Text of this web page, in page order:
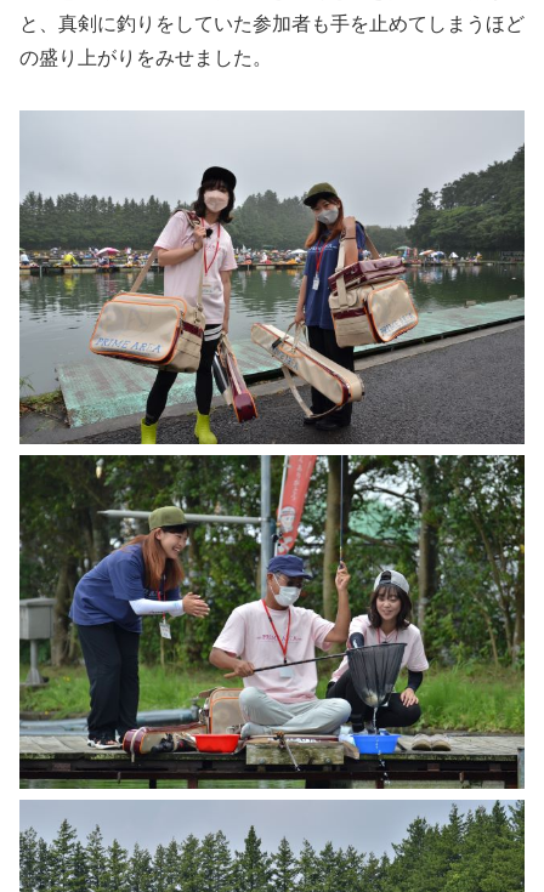
と、真剣に釣りをしていた参加者も手を止めてしまうほど
の盛り上がりをみせました。